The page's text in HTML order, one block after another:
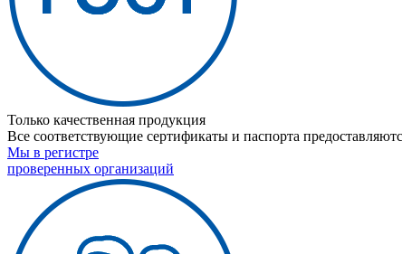
Только качественная продукция
Все соответствующие сертификаты и паспорта
Мы в регистре
проверенных организаций